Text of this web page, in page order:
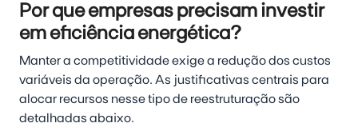
Por que empresas precisam investir
em eficiência energética?
Manter a competitividade exige a redução dos custos
variáveis da operação. As justificativas centrais para
alocar recursos nesse tipo de reestruturação são
detalhadas abaixo.